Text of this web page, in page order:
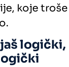
koje troše
logički,